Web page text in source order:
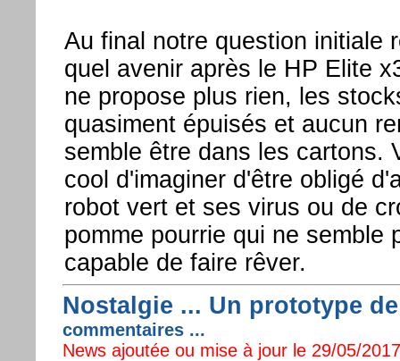
Au final notre question initiale
quel avenir après le HP Elite
ne propose plus rien, les
quasiment épuisés et aucun
semble être dans les cartons.
cool d'imaginer d'être obligé
robot vert et ses virus ou de
pomme pourrie qui ne semble
capable de faire rêver.
Nostalgie ... Un prototype
commentaires ...
News ajoutée ou mise à jour le 29/05/